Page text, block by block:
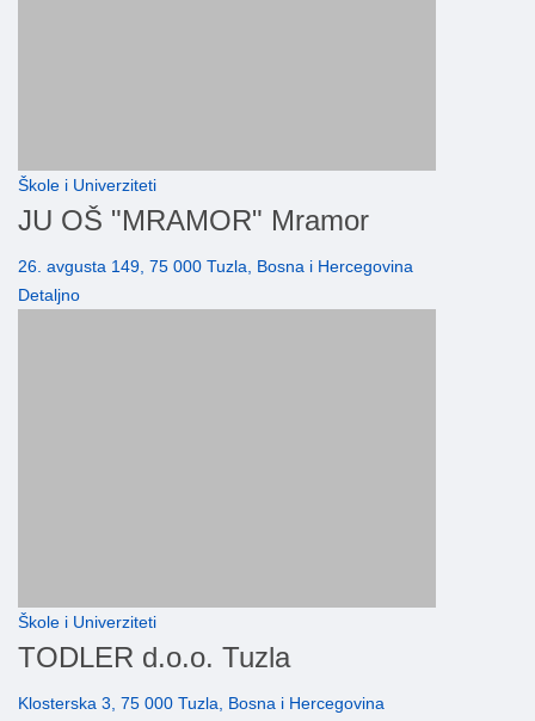
Škole i Univerziteti
JU OŠ "MRAMOR" Mramor
26. avgusta 149, 75 000 Tuzla, Bosna i Hercegovina
Detaljno
Škole i Univerziteti
TODLER d.o.o. Tuzla
Klosterska 3, 75 000 Tuzla, Bosna i Hercegovina